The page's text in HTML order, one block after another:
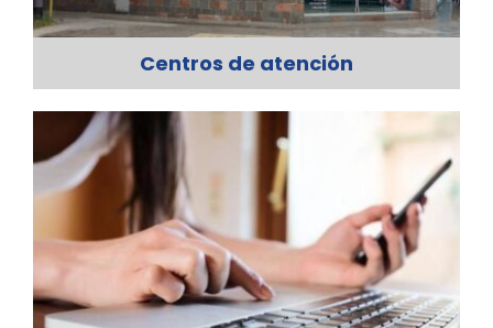
Centros de atención